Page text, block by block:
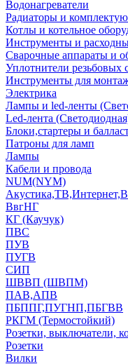
Водонагреватели
Радиаторы и
Котлы и котельное
Инструменты и
Сварочные аппараты и
Уплотнители резьбовых
Инструменты для
Электрика
Лампы и led-ленты
Led-лента
Блоки,стартеры и
Патроны для ламп
Лампы
Кабели и провода
NUM(NYM)
ВвгНГ
КГ (Каучук)
ПВС
ПУВ
ПУГВ
СИП
ШВВП (ШВПМ)
ПАВ,АПВ
ПБППГ,ПУГНП,ПБГВВ
РКГМ (Термостойкий)
Розетки, выключатели,
Розетки
Вилки